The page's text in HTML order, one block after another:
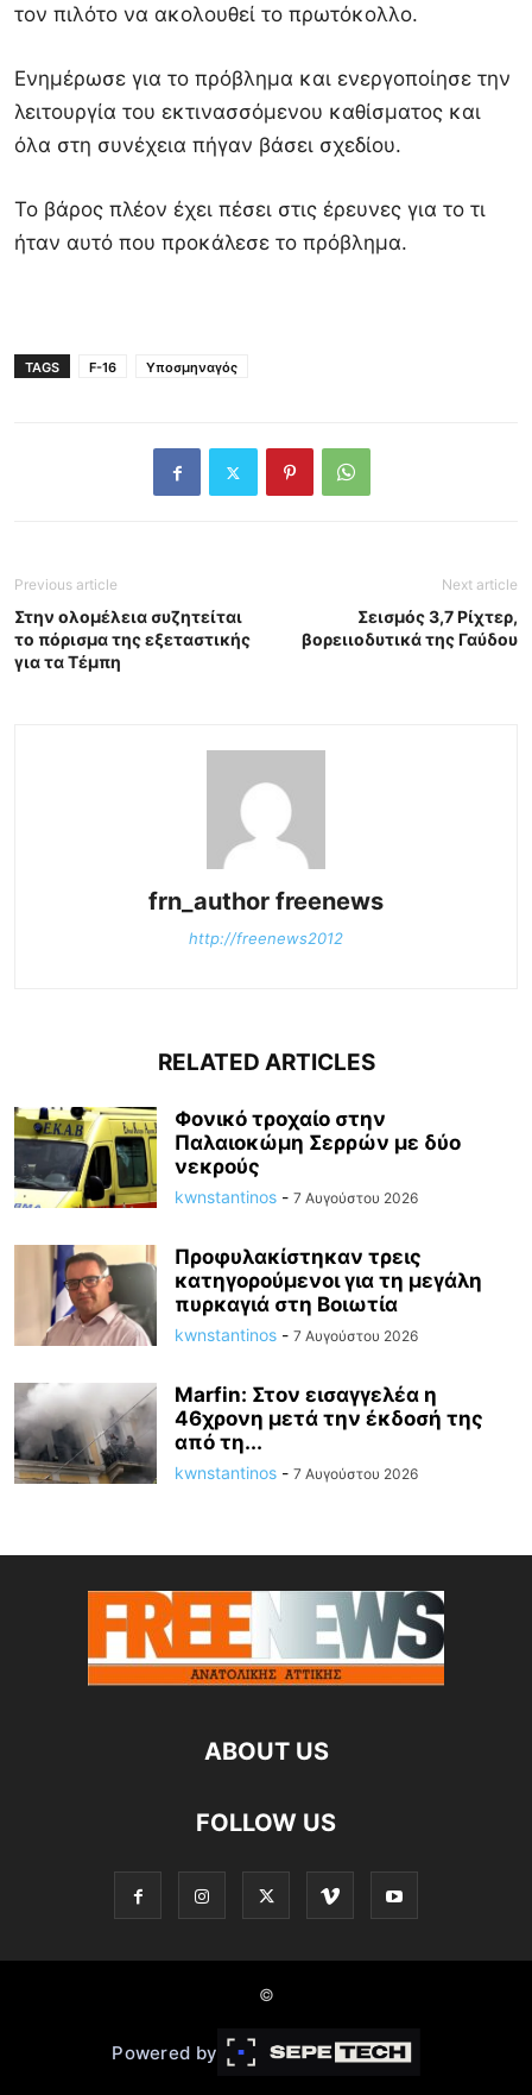
τον πιλότο να ακολουθεί το πρωτόκολλο.
Ενημέρωσε για το πρόβλημα και ενεργοποίησε την
λειτουργία του εκτινασσόμενου καθίσματος και
όλα στη συνέχεια πήγαν βάσει σχεδίου.
Το βάρος πλέον έχει πέσει στις έρευνες για το τι
ήταν αυτό που προκάλεσε το πρόβλημα.
TAGS F-16 Υποσμηναγός
Previous article
Στην ολομέλεια συζητείται
το πόρισμα της εξεταστικής
για τα Τέμπη
Next article
Σεισμός 3,7 Ρίχτερ,
βορειιοδυτικά της Γαύδου
frn_author freenews
http://freenews2012
RELATED ARTICLES
Φονικό τροχαίο στην
Παλαιοκώμη Σερρών με δύο
νεκρούς
kwnstantinos - 7 Αυγούστου 2026
Προφυλακίστηκαν τρεις
κατηγορούμενοι για τη μεγάλη
πυρκαγιά στη Βοιωτία
kwnstantinos - 7 Αυγούστου 2026
Marfin: Στον εισαγγελέα η
46χρονη μετά την έκδοσή της
από τη...
kwnstantinos - 7 Αυγούστου 2026
ABOUT US
FOLLOW US
©
Powered by